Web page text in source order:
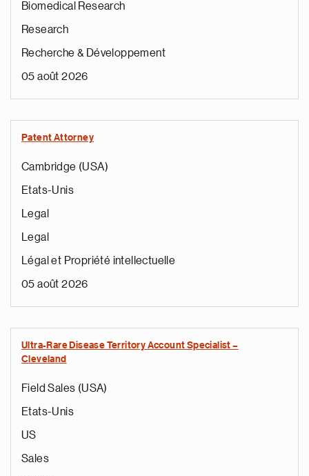
Biomedical Research
Research
Recherche & Développement
05 août 2026
Patent Attorney
Cambridge (USA)
Etats-Unis
Legal
Legal
Légal et Propriété intellectuelle
05 août 2026
Ultra-Rare Disease Territory Account Specialist –
Cleveland
Field Sales (USA)
Etats-Unis
US
Sales